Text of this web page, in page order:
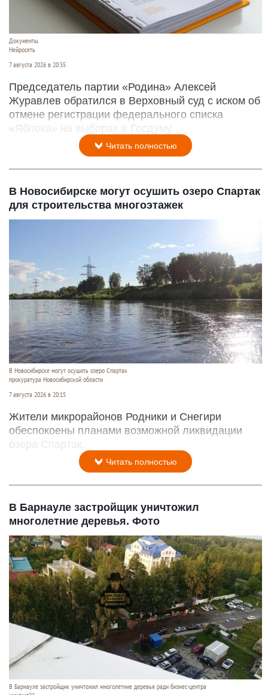
Документы.
Нейросеть
7 августа 2026 в 20:35
Председатель партии «Родина» Алексей
Журавлев обратился в Верховный суд с иском об
отмене регистрации федерального списка
«Яблока» на выборах в Госдуму.
Читать полностью
В Новосибирске могут осушить озеро Спартак
для строительства многоэтажек
В Новосибирске могут осушить озеро Спартак
прокуратура Новосибирской области
7 августа 2026 в 20:15
Жители микрорайонов Родники и Снегири
обеспокоены планами возможной ликвидации
озера Спартак.
Читать полностью
В Барнауле застройщик уничтожил
многолетние деревья. Фото
В Барнауле застройщик уничтожил многолетние деревья ради бизнес-центра